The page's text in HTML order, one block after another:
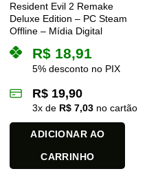
Resident Evil 2 Remake
Deluxe Edition – PC Steam
Offline – Mídia Digital
R$ 18,91
5% desconto no PIX
R$ 19,90
3x de R$ 7,03 no cartão
ADICIONAR AO
CARRINHO